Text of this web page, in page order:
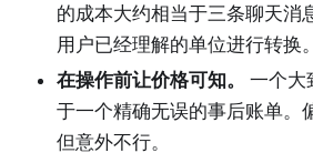
的成本大约相当于三条聊天消
用户已经理解的单位进行转换。
在操作前让价格可知。
一个大
于一个精确无误的事后账单。
但意外不行。